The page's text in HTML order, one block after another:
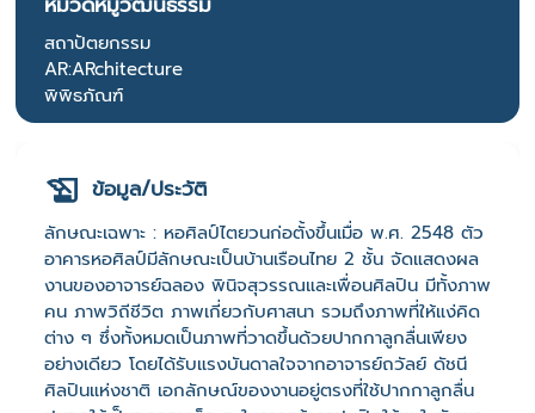
สถาปัตยกรรม
AR:ARchitecture
พิพิธภัณฑ์
ข้อมูล/ประวัติ
ลักษณะเฉพาะ : หอศิลป์ไตยวนก่อตั้งขึ้นเมื่อ พ.ศ. 2548 ตัว
อาคารหอศิลป์มีลักษณะเป็นบ้านเรือนไทย 2 ชั้น จัดแสดงผล
งานของอาจารย์ฉลอง พินิจสุวรรณและเพื่อนศิลปิน มีทั้งภาพ
คน ภาพวิถีชีวิต ภาพเกี่ยวกับศาสนา รวมถึงภาพที่ให้แง่คิด
ต่าง ๆ ซึ่งทั้งหมดเป็นภาพที่วาดขึ้นด้วยปากกาลูกลื่นเพียง
อย่างเดียว โดยได้รับแรงบันดาลใจจากอาจารย์ถวัลย์ ดัชนี
ศิลปินแห่งชาติ เอกลักษณ์ของงานอยู่ตรงที่ใช้ปากกาลูกลื่น